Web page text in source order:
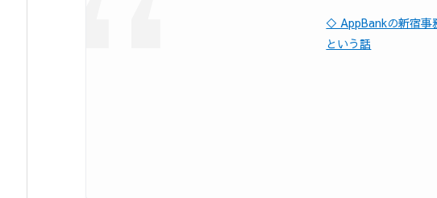
◇ AppBankの新宿事
という話